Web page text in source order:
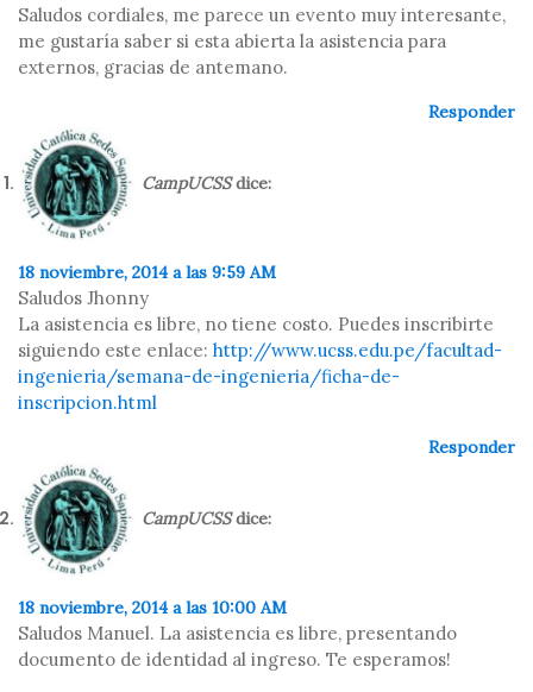
Saludos cordiales, me parece un evento muy interesante,
me gustaría saber si esta abierta la asistencia para
externos, gracias de antemano.
Responder
CampUCSS dice:
18 noviembre, 2014 a las 9:59 AM
Saludos Jhonny
La asistencia es libre, no tiene costo. Puedes inscribirte
siguiendo este enlace: http://www.ucss.edu.pe/facultad-
ingenieria/semana-de-ingenieria/ficha-de-
inscripcion.html
Responder
CampUCSS dice:
18 noviembre, 2014 a las 10:00 AM
Saludos Manuel. La asistencia es libre, presentando
documento de identidad al ingreso. Te esperamos!